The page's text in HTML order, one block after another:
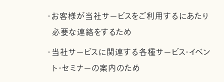
・お客様が当社サービスをご利用するにあたり
必要な連絡をするため
・当社サービスに関連する各種サービス・イベン
ト・セミナーの案内のため